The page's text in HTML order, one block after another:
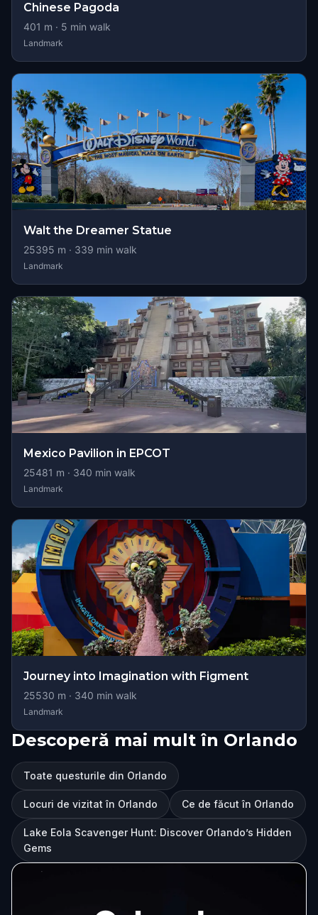
Chinese Pagoda
401 m · 5 min walk
Landmark
Walt the Dreamer Statue
25395 m · 339 min walk
Landmark
Mexico Pavilion in EPCOT
25481 m · 340 min walk
Landmark
Journey into Imagination with Figment
25530 m · 340 min walk
Landmark
Descoperă mai mult în Orlando
Toate questurile din Orlando
Locuri de vizitat în Orlando Ce de făcut în Orlando
Lake Eola Scavenger Hunt: Discover Orlando’s Hidden
Gems